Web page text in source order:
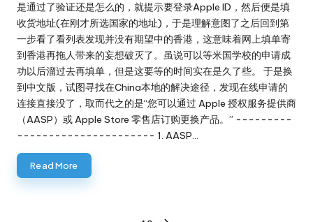
是通过了验证还是怎么的，就提示要登录Apple ID，然后便是填
收货地址(在刚才所选国家的地址)，于是理解意图了之后回到第
一步看了看列表发现并没有期望中的香港，这意味着网上填单寄
到香港再拖人带来的妄想破灭了。虽说可以等米国学校的申请成
功以后溜过去再填单，但是这要等的时间实在是久了些。 于是换
到中文版，试图寻找在China本地的解决途径，发现在线申请的
连接直接没了，取而代之的是“您可以通过 Apple 授权服务提供商
（AASP）或 Apple Store 零售店订购更换产品。” ---------
---------------------- 1. AASP…
Read More